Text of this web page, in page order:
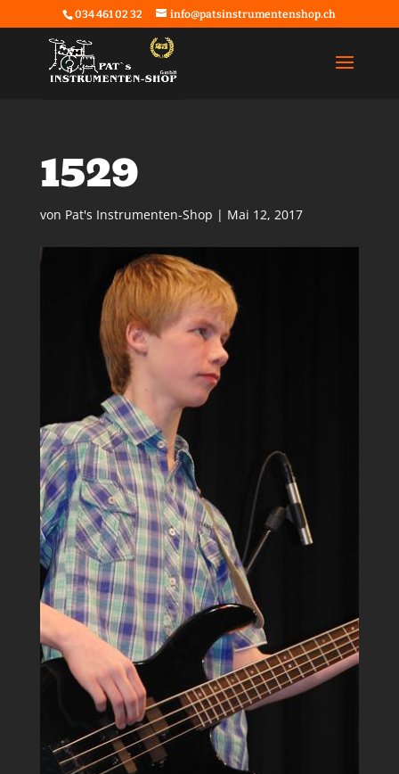
034 461 02 32 info@patsinstrumentenshop.ch
1529
von Pat's Instrumenten-Shop | Mai 12, 2017